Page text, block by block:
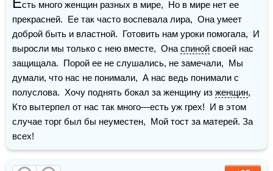
сть много женщин разных в мире,  Но в мире нет ее
прекрасней.  Ее так часто воспевала лира,  Она умеет
доброй быть и властной.  Готовить нам уроки помогала,  И
выросли мы только с нею вместе,  Она спиной своей нас
защищала.  Порой ее не слушались, не замечали,  Мы
думали, что нас не понимали,  А нас ведь понимали с
полуслова.  Хочу поднять бокал за женщину из женщин,
Кто вытерпел от нас так много—есть уж грех!  И в этом
случае торг был бы неуместен,  Мой тост за матерей. За
всех!